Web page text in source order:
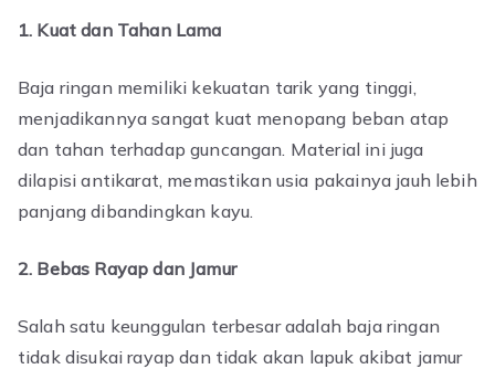
1. Kuat dan Tahan Lama
Baja ringan memiliki kekuatan tarik yang tinggi,
menjadikannya sangat kuat menopang beban atap
dan tahan terhadap guncangan. Material ini juga
dilapisi antikarat, memastikan usia pakainya jauh lebih
panjang dibandingkan kayu.
2. Bebas Rayap dan Jamur
Salah satu keunggulan terbesar adalah baja ringan
tidak disukai rayap dan tidak akan lapuk akibat jamur